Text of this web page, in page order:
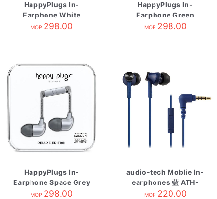
HappyPlugs In-
Earphone White
Marble
MOP 298.00
HappyPlugs In-
Earphone Green
Marble
MOP 298.00
HappyPlugs In-
Earphone Space Grey
MOP 298.00
audio-tech Moblie In-
earphones 藍 ATH-
CK350is BL
MOP 220.00